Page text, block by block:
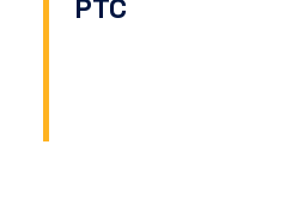
PTC